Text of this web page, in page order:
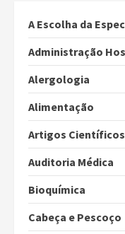
A Escolha da
Administração
Alergologia
Alimentação
Artigos Científicos
Auditoria Médica
Bioquímica
Cabeça e Pescoço